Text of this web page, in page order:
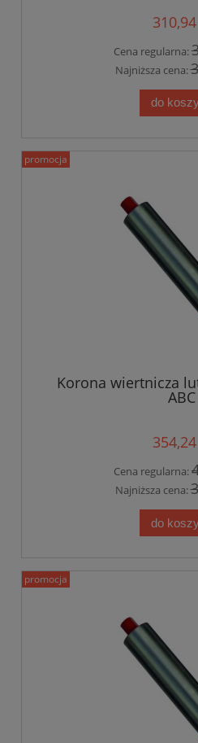
310,94
Cena regularna:
Najniższa cena:
do
Korona wiertnicza
ABC
354,24
Cena regularna:
Najniższa cena:
do
promocja
promocja